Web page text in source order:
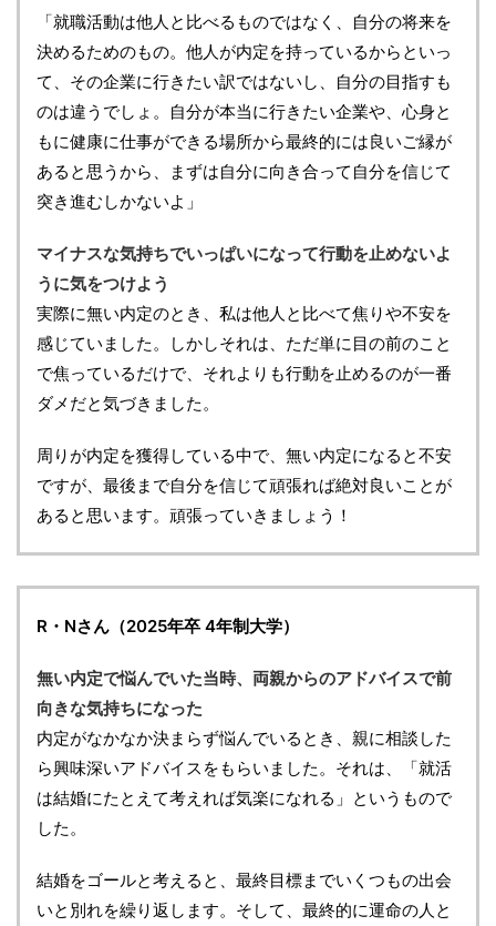
「就職活動は他人と比べるものではなく、自分の将来を
決めるためのもの。他人が内定を持っているからといっ
て、その企業に行きたい訳ではないし、自分の目指すも
のは違うでしょ。自分が本当に行きたい企業や、心身と
もに健康に仕事ができる場所から最終的には良いご縁が
あると思うから、まずは自分に向き合って自分を信じて
突き進むしかないよ」
マイナスな気持ちでいっぱいになって行動を止めないよ
うに気をつけよう
実際に無い内定のとき、私は他人と比べて焦りや不安を
感じていました。しかしそれは、ただ単に目の前のこと
で焦っているだけで、それよりも行動を止めるのが一番
ダメだと気づきました。
周りが内定を獲得している中で、無い内定になると不安
ですが、最後まで自分を信じて頑張れば絶対良いことが
あると思います。頑張っていきましょう！
R・Nさん（2025年卒 4年制大学）
無い内定で悩んでいた当時、両親からのアドバイスで前
向きな気持ちになった
内定がなかなか決まらず悩んでいるとき、親に相談した
ら興味深いアドバイスをもらいました。それは、「就活
は結婚にたとえて考えれば気楽になれる」というもので
した。
結婚をゴールと考えると、最終目標までいくつもの出会
いと別れを繰り返します。そして、最終的に運命の人と